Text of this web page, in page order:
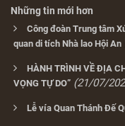
Những tin mới hơn
Công đoàn Trung tâm
quan di tích Nhà lao Hội An
HÀNH TRÌNH VỀ ĐỊA
VỌNG TỰ DO” (21/07/
Lễ vía Quan Thánh Đế